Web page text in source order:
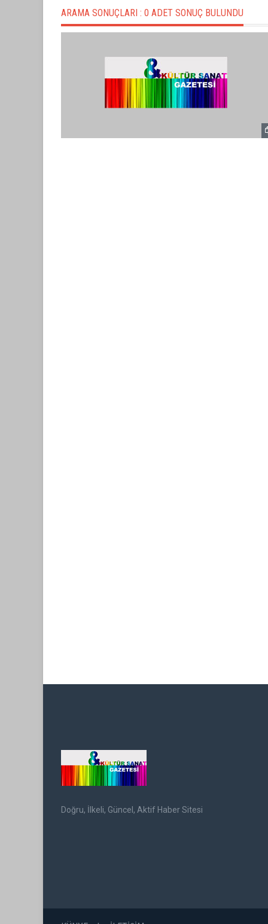
ARAMA SONUÇLARI : 0 ADET SONUÇ BULUNDU
Doğru, İlkeli, Güncel, Aktif Haber Sitesi